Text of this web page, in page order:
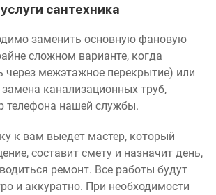
сантехника
заменить основную фановую
сложном варианте, когда
через межэтажное перекрытие) или
замена канализационных труб,
телефона нашей службы.
к вам выедет мастер, который
составит смету и назначит день,
ремонт. Все работы будут
и аккуратно. При необходимости